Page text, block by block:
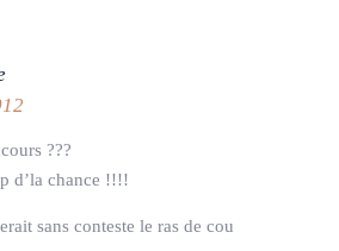
???
d’la chance !!!!
sans conteste le ras de cou